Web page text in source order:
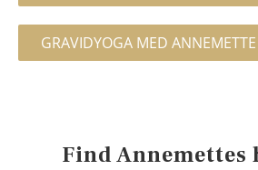
GRAVIDYOGA MED ANNEMETTE
Find Annemettes